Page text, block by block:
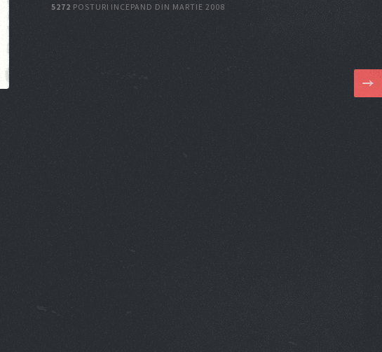
5272 POSTURI INCEPAND DIN MARTIE 2008